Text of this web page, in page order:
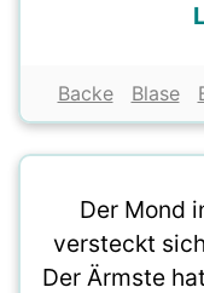
Backe Blase
Der Mond
versteckt
Der Ärmste